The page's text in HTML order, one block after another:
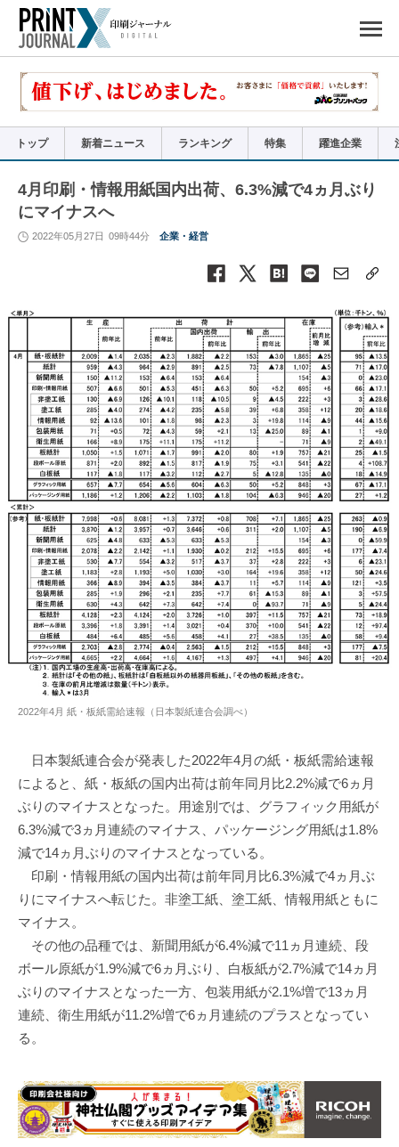
で
リ
トップ 新着ニュース ランキング 特集 躍進企業
4月印刷・情報用紙国内出荷、6.3%減で4ヵ月ぶり
にマイナスへ
2022年05月27日 09時44分 企業・経営
2022年4月 紙・板紙需給速報（日本製紙連合会調べ）
日本製紙連合会が発表した2022年4月の紙・板紙需給速報
によると、紙・板紙の国内出荷は前年同月比2.2%減で6ヵ月
ぶりのマイナスとなった。用途別では、グラフィック用紙が
6.3%減で3ヵ月連続のマイナス、パッケージング用紙は1.8%
減で14ヵ月ぶりのマイナスとなっている。
印刷・情報用紙の国内出荷は前年同月比6.3%減で4ヵ月ぶ
りにマイナスへ転じた。非塗工紙、塗工紙、情報用紙ともに
マイナス。
その他の品種では、新聞用紙が6.4%減で11ヵ月連続、段
ボール原紙が1.9%減で6ヵ月ぶり、白板紙が2.7%減で14ヵ月
ぶりのマイナスとなった一方、包装用紙が2.1%増で13ヵ月
連続、衛生用紙が11.2%増で6ヵ月連続のプラスとなってい
る。